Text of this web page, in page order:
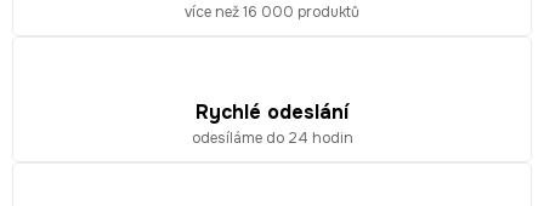
více než 16 000 produktů
Rychlé odeslání
odesíláme do 24 hodin